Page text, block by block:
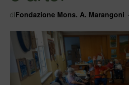
diFondazione Mons. A. Marangoni